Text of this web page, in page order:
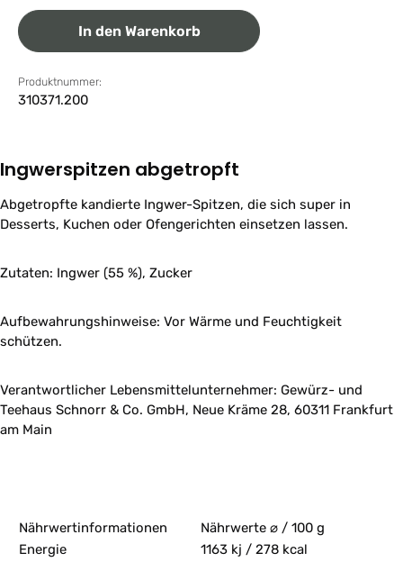
In den Warenkorb
Produktnummer:
310371.200
Ingwerspitzen abgetropft
Abgetropfte kandierte Ingwer-Spitzen, die sich super in
Desserts, Kuchen oder Ofengerichten einsetzen lassen.
Zutaten: Ingwer (55 %), Zucker
Aufbewahrungshinweise: Vor Wärme und Feuchtigkeit
schützen.
Verantwortlicher Lebensmittelunternehmer: Gewürz- und
Teehaus Schnorr & Co. GmbH, Neue Kräme 28, 60311 Frankfurt
am Main
Nährwertinformationen
Nährwerte ⌀ / 100 g
Energie
1163 kj / 278 kcal